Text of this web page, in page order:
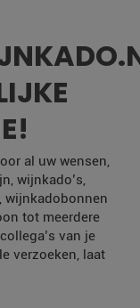
al uw wensen,
wijnkado’s,
wijnkadobonnen
tot meerdere
van je
verzoeken, laat